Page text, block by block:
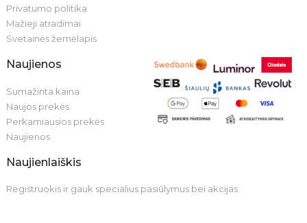
Privatumo politika
Mažieji atradimai
Svetainės žemėlapis
Naujienos
Sumažinta kaina
Naujos prekės
Perkamiausios prekės
Naujienos
Naujienlaiškis
Registruokis ir gauk specialius pasiūlymus bei akcijas